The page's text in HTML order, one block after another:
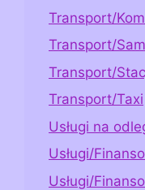
Transport/
Transport/
Transport/
Transport/Taxi
Usługi na
Usługi/
Usługi/